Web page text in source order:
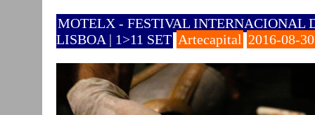
MOTELX - FESTIVAL INTERNACIONAL
LISBOA | 1>11 SET Artecapital 2016-08-30